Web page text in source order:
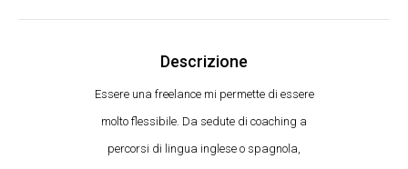
Descrizione
Essere una freelance mi permette di essere
molto flessibile. Da sedute di coaching a
percorsi di lingua inglese o spagnola,